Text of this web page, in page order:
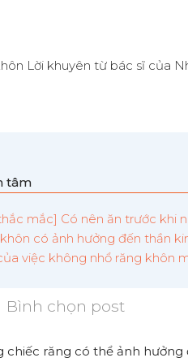
tâm
mắc] Có nên ăn trước khi
có ảnh hưởng đến thần
việc không nhổ răng khôn
Bình chọn post
chiếc răng có thể ảnh